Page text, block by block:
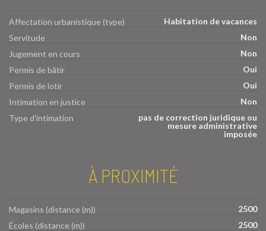
Affectation urbanistique (type)
Habitation de vacances
Servitude
Non
Jugement en cours
Non
Permis de bâtir
Oui
Permis de lotir
Oui
Intimation en justice
Non
Type d'intimation
pas de correction juridique ou
mesure administrative
imposée
À PROXIMITÉ
Magasins (distance (m))
2500
Écoles (distance (m))
2500